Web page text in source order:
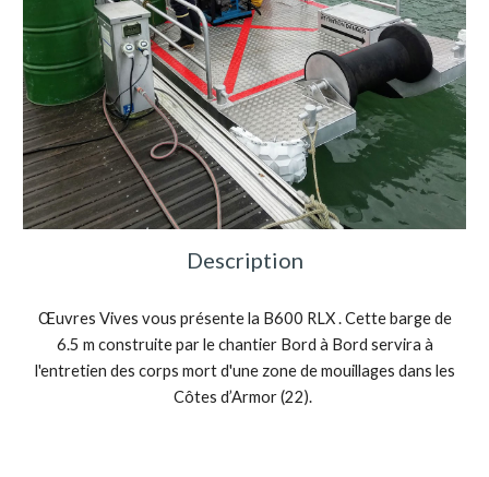
Description
Œuvres Vives vous présente la B600 RLX . Cette barge de
6.5 m construite par le chantier Bord à Bord servira à
l'entretien des corps mort d'une zone de mouillages dans les
Côtes d’Armor (22).